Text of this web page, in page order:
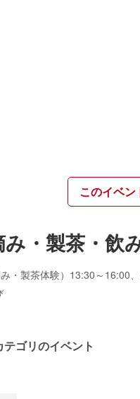
このイベン
・製茶・飲
・製茶体験）13:30～16:00
テゴリのイベント